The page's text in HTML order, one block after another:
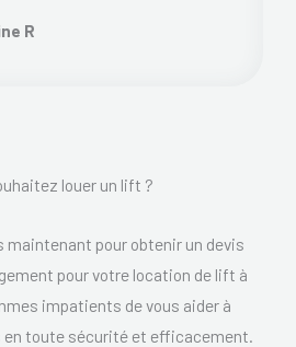
R
louer un lift ?
maintenant pour obtenir un devis
pour votre location de lift à
impatients de vous aider à
en toute sécurité et efficacement.